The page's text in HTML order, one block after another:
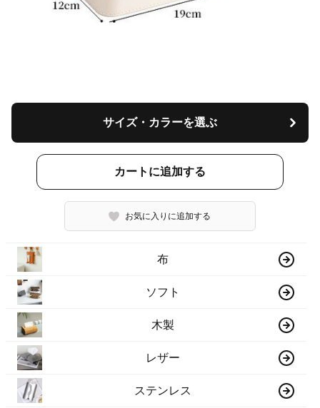
サイズ・カラーを選ぶ
カートに追加する
お気に入りに追加する
布
ソフト
木製
レザー
ステンレス